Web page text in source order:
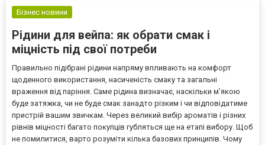
Бізнес новини
Рідини для вейпа: як обрати смак і
міцність під свої потреби
Правильно підібрані рідини напряму впливають на комфорт
щоденного використання, насиченість смаку та загальні
враження від паріння. Саме рідина визначає, наскільки м’якою
буде затяжка, чи не буде смак занадто різким і чи відповідатиме
пристрій вашим звичкам. Через великий вибір ароматів і різних
рівнів міцності багато покупців губляться ще на етапі вибору. Щоб
не помилитися, варто розуміти кілька базових принципів. Чому